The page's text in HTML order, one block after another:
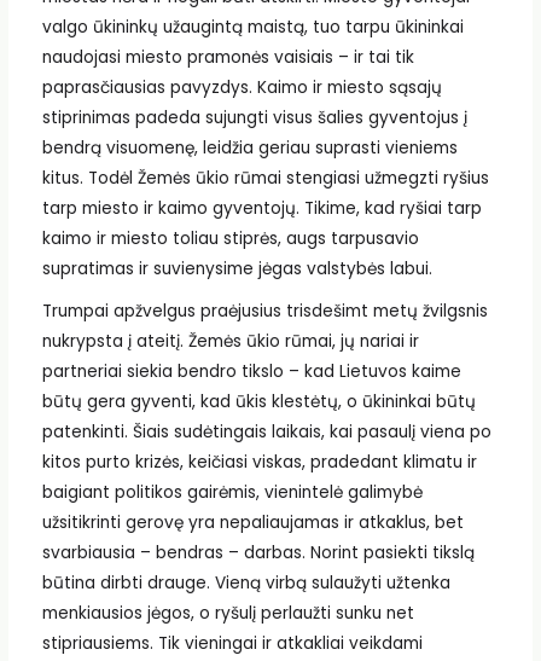
valgo ūkininkų užaugintą maistą, tuo tarpu ūkininkai
naudojasi miesto pramonės vaisiais – ir tai tik
paprasčiausias pavyzdys. Kaimo ir miesto sąsajų
stiprinimas padeda sujungti visus šalies gyventojus į
bendrą visuomenę, leidžia geriau suprasti vieniems
kitus. Todėl Žemės ūkio rūmai stengiasi užmegzti ryšius
tarp miesto ir kaimo gyventojų. Tikime, kad ryšiai tarp
kaimo ir miesto toliau stiprės, augs tarpusavio
supratimas ir suvienysime jėgas valstybės labui.
Trumpai apžvelgus praėjusius trisdešimt metų žvilgsnis
nukrypsta į ateitį. Žemės ūkio rūmai, jų nariai ir
partneriai siekia bendro tikslo – kad Lietuvos kaime
būtų gera gyventi, kad ūkis klestėtų, o ūkininkai būtų
patenkinti. Šiais sudėtingais laikais, kai pasaulį viena po
kitos purto krizės, keičiasi viskas, pradedant klimatu ir
baigiant politikos gairėmis, vienintelė galimybė
užsitikrinti gerovę yra nepaliaujamas ir atkaklus, bet
svarbiausia – bendras – darbas. Norint pasiekti tikslą
būtina dirbti drauge. Vieną virbą sulaužyti užtenka
menkiausios jėgos, o ryšulį perlaužti sunku net
stipriausiems. Tik vieningai ir atkakliai veikdami